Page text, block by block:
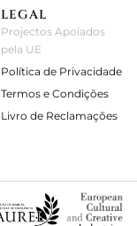
LEGAL
Projectos Apoiados
pela UE
Política de Privacidade
Termos e Condições
Livro de Reclamações